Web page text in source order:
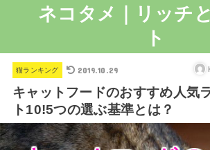
ネコタメ｜リッチ
ト
猫ランキング 2019.10.29
キャットフードのおすすめ人気
ト10!5つの選ぶ基準とは？